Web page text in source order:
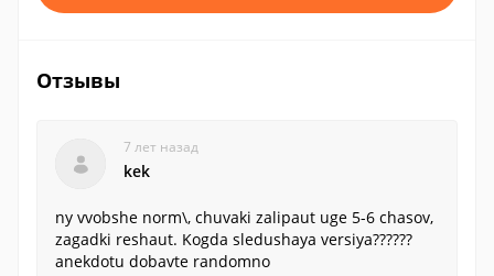
Отзывы
7 лет назад
kek
ny vvobshe norm\, chuvaki zalipaut uge 5-6 chasov,
zagadki reshaut. Kogda sledushaya versiya??????
anekdotu dobavte randomno